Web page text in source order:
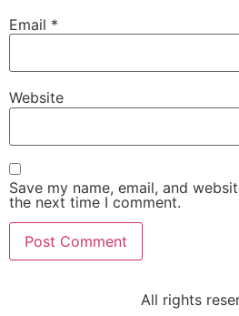
Email *
Website
Save my name, email, and
the next time I comment.
All rights